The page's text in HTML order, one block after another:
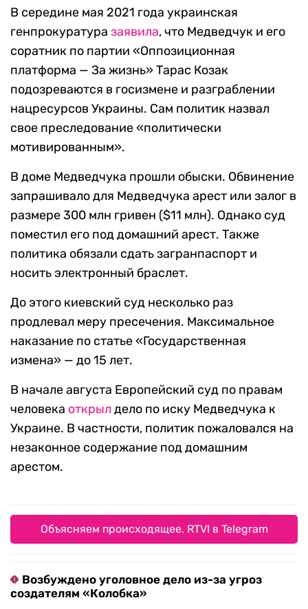
В середине мая 2021 года украинская
генпрокуратура заявила, что Медведчук и его
соратник по партии «Оппозиционная
платформа — За жизнь» Тарас Козак
подозреваются в госизмене и разграблении
нацресурсов Украины. Сам политик назвал
свое преследование «политически
мотивированным».
В доме Медведчука прошли обыски. Обвинение
запрашивало для Медведчука арест или залог в
размере 300 млн гривен ($11 млн). Однако суд
поместил его под домашний арест. Также
политика обязали сдать загранпаспорт и
носить электронный браслет.
До этого киевский суд несколько раз
продлевал меру пресечения. Максимальное
наказание по статье «Государственная
измена» — до 15 лет.
В начале августа Европейский суд по правам
человека открыл дело по иску Медведчука к
Украине. В частности, политик пожаловался на
незаконное содержание под домашним
арестом.
Объясняем происходящее. RTVI в Telegram
Возбуждено уголовное дело из-за угроз
создателям «Колобка»